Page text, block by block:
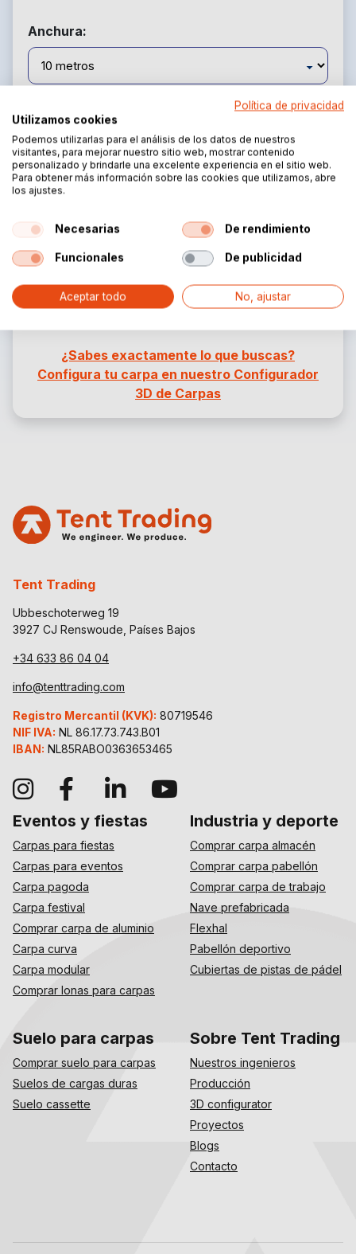
Anchura:
Altura lateral
¿Sabes exactamente lo que buscas?
Configura tu carpa en nuestro Configurador
3D de Carpas
Tent Trading
Ubbeschoterweg 19
3927 CJ Renswoude, Países Bajos
+34 633 86 04 04
info@tenttrading.com
Registro Mercantil (KVK): 80719546
NIF IVA: NL 86.17.73.743.B01
IBAN: NL85RABO0363653465
Eventos y fiestas
Carpas para fiestas
Carpas para eventos
Carpa pagoda
Carpa festival
Comprar carpa de aluminio
Carpa curva
Carpa modular
Comprar lonas para carpas
Industria y deporte
Comprar carpa almacén
Comprar carpa pabellón
Comprar carpa de trabajo
Nave prefabricada
Flexhal
Pabellón deportivo
Cubiertas de pistas de pádel
Suelo para carpas
Comprar suelo para carpas
Suelos de cargas duras
Suelo cassette
Sobre Tent Trading
Nuestros ingenieros
Producción
3D configurator
Proyectos
Blogs
Contacto
Política de privacidad
Utilizamos cookies
Podemos utilizarlas para el análisis de los datos de nuestros
visitantes, para mejorar nuestro sitio web, mostrar contenido
personalizado y brindarle una excelente experiencia en el sitio web.
Para obtener más información sobre las cookies que utilizamos, abre
los ajustes.
Necesarias De rendimiento
Funcionales De publicidad
Aceptar todo No, ajustar